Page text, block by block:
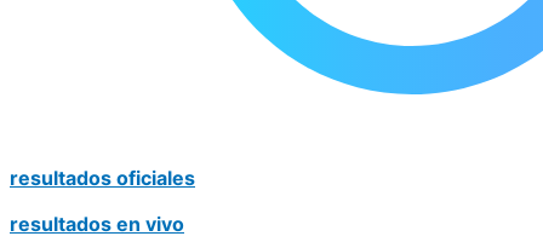
resultados oficiales
resultados en vivo